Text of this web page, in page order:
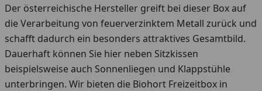
Der österreichische Hersteller greift bei dieser Box auf
die Verarbeitung von feuerverzinktem Metall zurück und
schafft dadurch ein besonders attraktives Gesamtbild.
Dauerhaft können Sie hier neben Sitzkissen
beispielsweise auch Sonnenliegen und Klappstühle
unterbringen. Wir bieten die Biohort Freizeitbox in